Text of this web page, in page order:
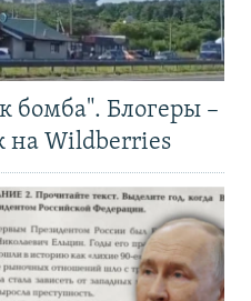
бомба". Блогеры –
на Wildberries